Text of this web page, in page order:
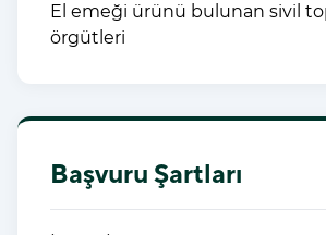
El emeği ürünü bulunan sivil
örgütleri
Başvuru Şartları